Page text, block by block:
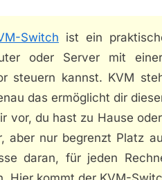
Switch ist ein
oder Server mit
steuern kannst. KVM
das ermöglicht dir
vor, du hast zu Hause
aber nur begrenzt Platz
daran, für jeden